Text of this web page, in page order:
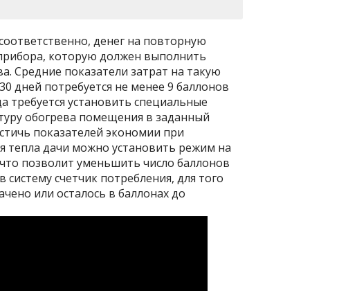
денег на повторную
которую должен выполнить
Средние показатели затрат на такую
дней потребуется не менее 9 баллонов
требуется установить специальные
обогрева помещения в заданный
показателей экономии при
тепла дачи можно установить режим на
позволит уменьшить число баллонов
счетчик потребления, для того
или осталось в баллонах до